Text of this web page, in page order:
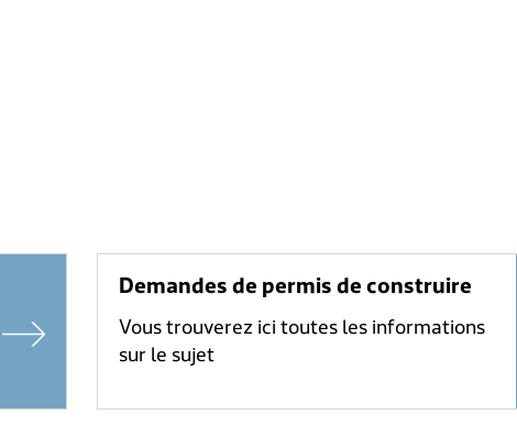
Demandes de permis de construire
Vous trouverez ici toutes les informations
sur le sujet